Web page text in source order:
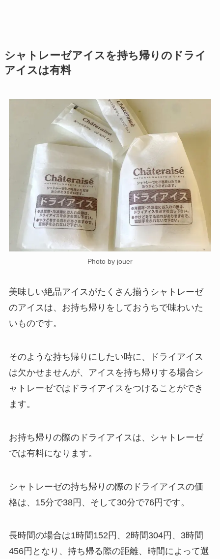
シャトレーゼアイスを持ち帰りのドライ
アイスは有料
Photo by jouer
美味しい絶品アイスがたくさん揃うシャトレーゼ
のアイスは、お持ち帰りをしておうちで味わいた
いものです。
そのような持ち帰りにしたい時に、ドライアイス
は欠かせませんが、アイスを持ち帰りする場合シ
ャトレーゼではドライアイスをつけることができ
ます。
お持ち帰りの際のドライアイスは、シャトレーゼ
では有料になります。
シャトレーゼの持ち帰りの際のドライアイスの価
格は、15分で38円、そして30分で76円です。
長時間の場合は1時間152円、2時間304円、3時間
456円となり、持ち帰る際の距離、時間によって選